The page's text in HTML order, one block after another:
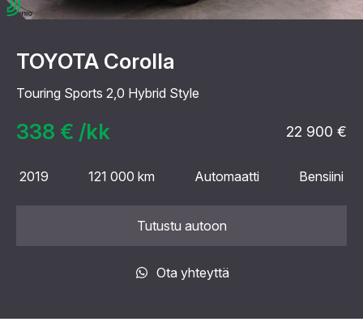
TOYOTA Corolla
Touring Sports 2,0 Hybrid Style
338 € /kk 22 900 €
2019 121 000 km Automaatti Bensiini
Tutustu autoon
Ota yhteyttä